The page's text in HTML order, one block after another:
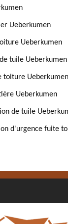
Ueberkumen
Ueberkumen
tuile Ueberkumen
toiture Ueberkumen
Ueberkumen
de tuile
d'urgence fuite